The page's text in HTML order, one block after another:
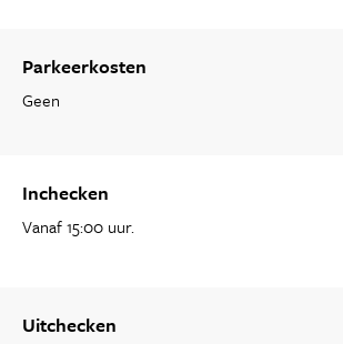
Parkeerkosten
Geen
Inchecken
Vanaf 15:00 uur.
Uitchecken